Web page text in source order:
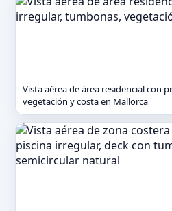
Vista aérea de área residencial con
vegetación y costa en Mallorca